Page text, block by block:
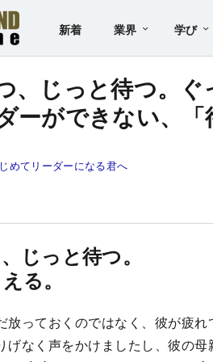
新着 業界 学び
、じっと待つ。
ーができない、
めてリーダーになる君へ
じっと待つ。
る。
っておくのではなく、彼が疲れ
げなく声をかけましたし、彼の